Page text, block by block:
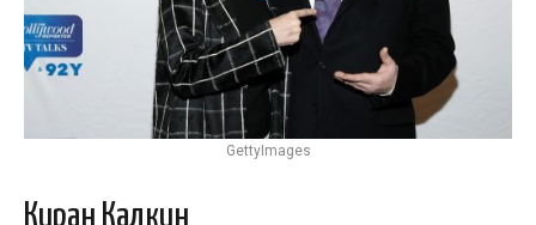
GettyImages
Киран Калкин